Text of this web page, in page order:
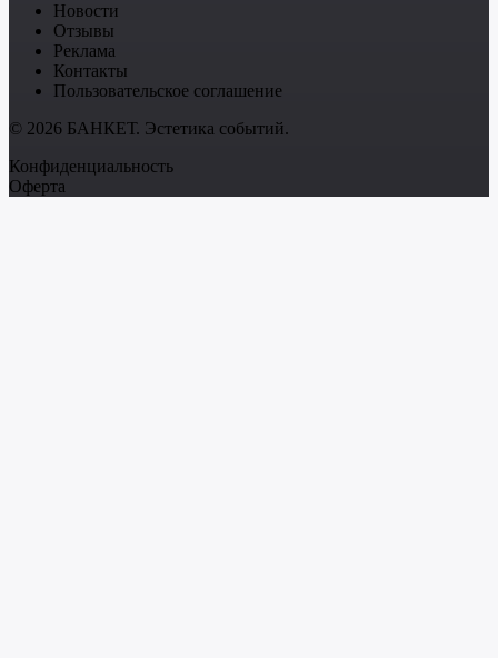
Новости
Отзывы
Реклама
Контакты
Пользовательское соглашение
© 2026 БАНКЕТ. Эстетика событий.
Конфиденциальность
Оферта